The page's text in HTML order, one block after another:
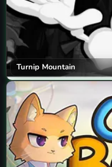
Turnip Mountain